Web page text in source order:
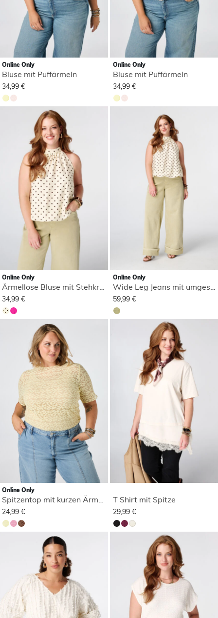
Online Only
Bluse mit Puffärmeln
34,99 €
Online Only
Bluse mit Puffärmeln
34,99 €
Online Only
34,99 €
Online Only
59,99 €
Online Only
24,99 €
T Shirt mit Spitze
29,99 €